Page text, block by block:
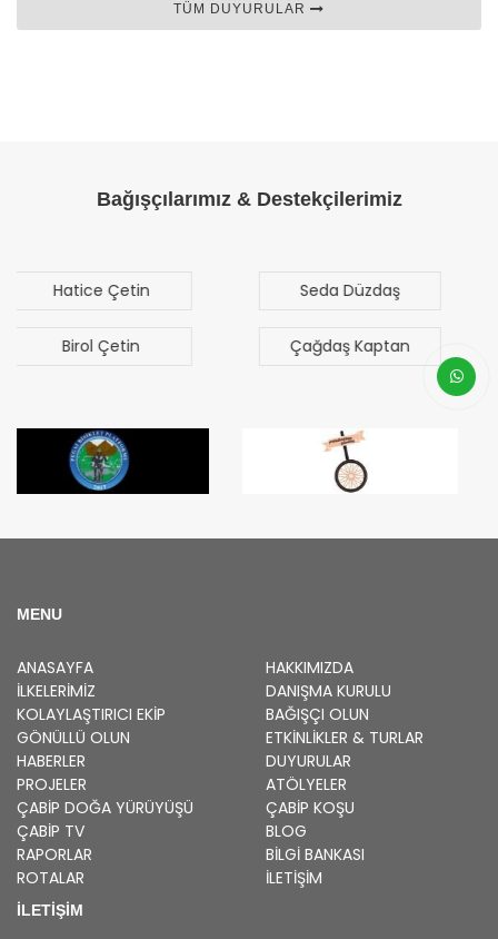
TÜM DUYURULAR
Bağışçılarımız & Destekçilerimiz
Seda Düzdaş
Çağdaş Kaptan
Mehmet Mert
Sezgen
Bilal Türk
MENU
ANASAYFA
HAKKIMIZDA
İLKELERIMIZ
DANIŞMA KURULU
KOLAYLAŞTIRICI EKIP
BAĞIŞÇI OLUN
GÖNÜLLÜ OLUN
ETKINLIKLER & TURLAR
HABERLER
DUYURULAR
PROJELER
ATÖLYELER
ÇABİP DOĞA YÜRÜYÜŞÜ ÇABİP KOŞU
ÇABİP TV
BLOG
RAPORLAR
BILGI BANKASI
ROTALAR
İLETİŞİM
İLETİŞİM